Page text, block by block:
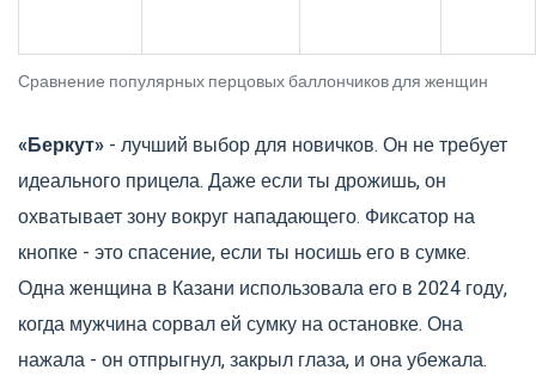
Сравнение популярных перцовых баллончиков для женщин
«Беркут» - лучший выбор для новичков. Он не требует
идеального прицела. Даже если ты дрожишь, он
охватывает зону вокруг нападающего. Фиксатор на
кнопке - это спасение, если ты носишь его в сумке.
Одна женщина в Казани использовала его в 2024 году,
когда мужчина сорвал ей сумку на остановке. Она
нажала - он отпрыгнул, закрыл глаза, и она убежала.